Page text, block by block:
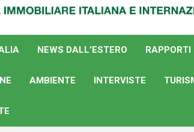
NEWS DALL’ESTERO RAPPORTI
AMBIENTE INTERVISTE